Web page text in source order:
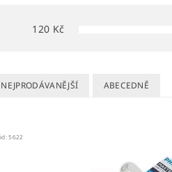
120 Kč
NEJPRODÁVANĚJŠÍ ABECEDNĚ
5622